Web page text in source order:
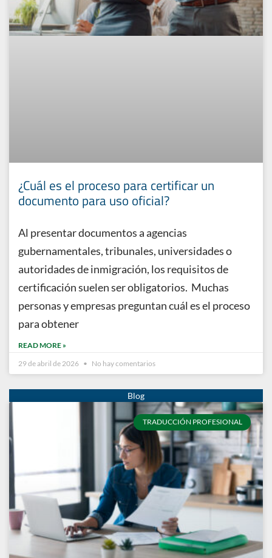
¿Cuál es el proceso para certificar un
documento para uso oficial?
Al presentar documentos a agencias
gubernamentales, tribunales, universidades o
autoridades de inmigración, los requisitos de
certificación suelen ser obligatorios. Muchas
personas y empresas preguntan cuál es el proceso
para obtener
READ MORE »
29 de abril de 2026
No hay comentarios
TRADUCCIÓN PROFESIONAL